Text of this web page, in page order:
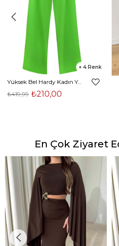
4
Yüksek Bel Hardy Kadın Yeşil Palazzo Pantolon 23K000407
₺210,00
₺419,99
En Çok Ziyaret